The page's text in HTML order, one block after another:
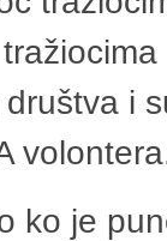
i
ko je